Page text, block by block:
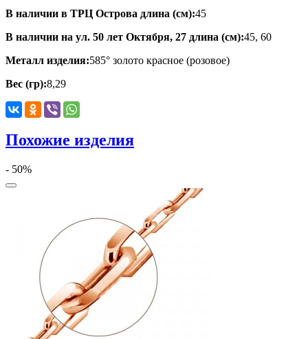
В наличии в ТРЦ Острова длина (см):45
В наличии на ул. 50 лет Октября, 27 длина (см):45, 60
Металл изделия:585° золото красное (розовое)
Вес (гр):8,29
Похожие изделия
- 50%